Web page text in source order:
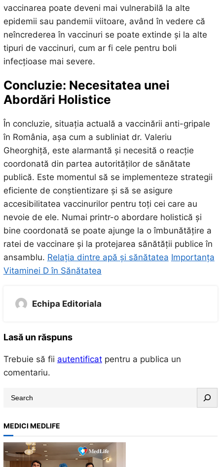
vaccinarea poate deveni mai vulnerabilă la alte
epidemii sau pandemii viitoare, având în vedere că
neîncrederea în vaccinuri se poate extinde și la alte
tipuri de vaccinuri, cum ar fi cele pentru boli
infecțioase mai severe.
Concluzie: Necesitatea unei
Abordări Holistice
În concluzie, situația actuală a vaccinării anti-gripale
în România, așa cum a subliniat dr. Valeriu
Gheorghiță, este alarmantă și necesită o reacție
coordonată din partea autorităților de sănătate
publică. Este momentul să se implementeze strategii
eficiente de conștientizare și să se asigure
accesibilitatea vaccinurilor pentru toți cei care au
nevoie de ele. Numai printr-o abordare holistică și
bine coordonată se poate ajunge la o îmbunătățire a
ratei de vaccinare și la protejarea sănătății publice în
ansamblu. Relația dintre apă și sănătatea Importanța
Vitaminei D în Sănătatea
Echipa Editoriala
Lasă un răspuns
Trebuie să fii autentificatpentru a publica un
comentariu.
r
c
h
MEDICI MEDLIFE